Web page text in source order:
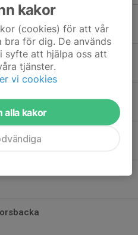
serieledarna
kakor
(cookies) för att vår
för dig. De används
syfte att hjälpa oss att
tjänster.
vi cookies
alla kakor